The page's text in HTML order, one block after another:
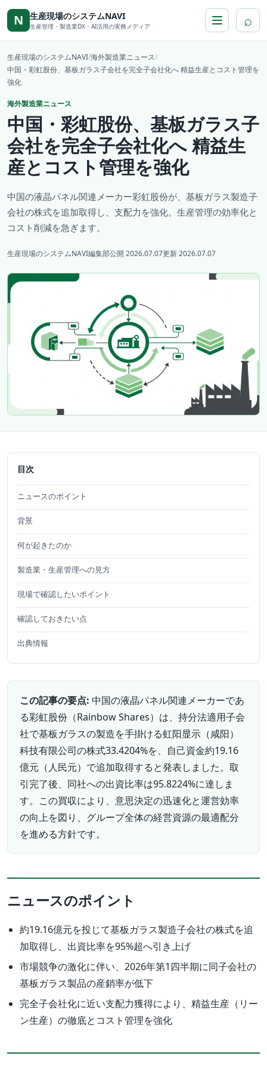
本文へ移動
N 生産現場のシステムNAVI
生産管理・製造業DX・AI活用の実務メディア ⌕
生産現場のシステムNAVI/海外製造業ニュース/
中国・彩虹股份、基板ガラス子会社を完全子会社化へ 精益生産とコスト管理を
強化
海外製造業ニュース
中国・彩虹股份、基板ガラス子
会社を完全子会社化へ 精益生
産とコスト管理を強化
中国の液晶パネル関連メーカー彩虹股份が、基板ガラス製造子
会社の株式を追加取得し、支配力を強化。生産管理の効率化と
コスト削減を急ぎます。
生産現場のシステムNAVI編集部公開 2026.07.07更新 2026.07.07
目次
ニュースのポイント
背景
何が起きたのか
製造業・生産管理への見方
現場で確認したいポイント
確認しておきたい点
出典情報
この記事の要点: 中国の液晶パネル関連メーカーであ
る彩虹股份（Rainbow Shares）は、持分法適用子会
社で基板ガラスの製造を手掛ける虹阳显示（咸阳）
科技有限公司の株式33.4204%を、自己資金約19.16
億元（人民元）で追加取得すると発表しました。取
引完了後、同社への出資比率は95.8224%に達しま
す。この買収により、意思決定の迅速化と運営効率
の向上を図り、グループ全体の経営資源の最適配分
を進める方針です。
ニュースのポイント
約19.16億元を投じて基板ガラス製造子会社の株式を追
加取得し、出資比率を95%超へ引き上げ
市場競争の激化に伴い、2026年第1四半期に同子会社の
基板ガラス製品の産銷率が低下
完全子会社化に近い支配力獲得により、精益生産（リー
ン生産）の徹底とコスト管理を強化